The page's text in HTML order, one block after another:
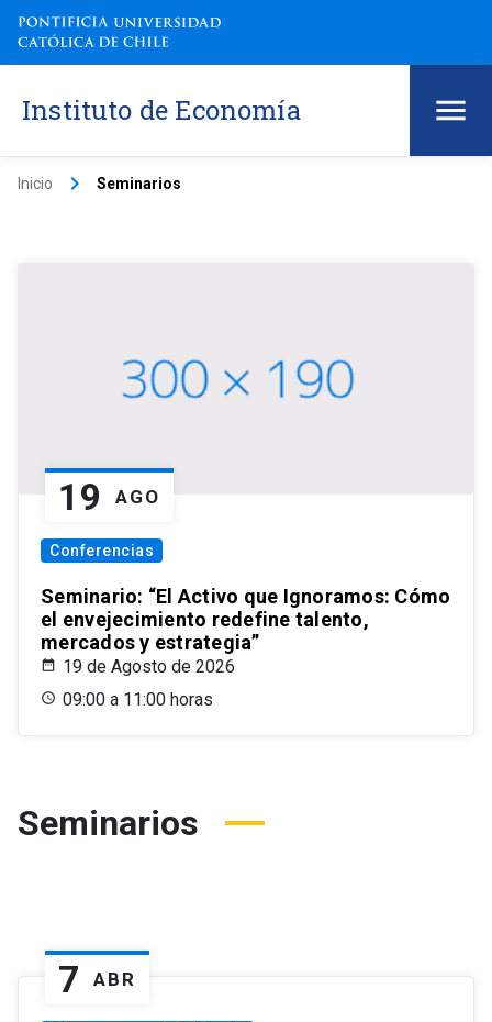
Instituto de Economía
Inicio keyboard_arrow_right Seminarios
19 AGO
Conferencias
Seminario: “El Activo que Ignoramos: Cómo
el envejecimiento redefine talento,
mercados y estrategia”
19 de Agosto de 2026
09:00 a 11:00 horas
Seminarios
7 ABR